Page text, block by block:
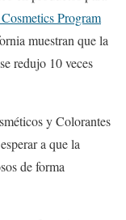
Program
muestran que la
redujo 10 veces
y Colorantes
a que la
de forma